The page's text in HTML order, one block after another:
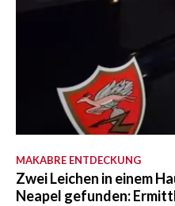
MAKABRE ENTDECKUNG
Zwei Leichen in einem
Neapel gefunden: